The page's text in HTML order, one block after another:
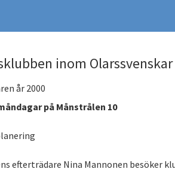
inom
år 2000
på Månstrålen 10
efterträdare Nina Mannonen besöker